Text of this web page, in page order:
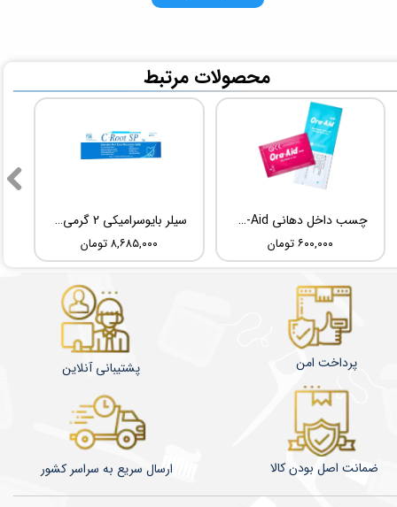
سیلر بایوسرامیکی 2 گرمی Root Dental Medical C-Root SP
۸,۶۸۵,۰۰۰ تومان
چسب داخل دهانی TBM Ora-Aid
۶۰۰,۰۰۰ تومان
​محصولات مرتبط
​​​​ارسال سریع به سراسر کشور ضمانت اصل بودن کالا
پشتیبانی آنلاین پرداخت امن